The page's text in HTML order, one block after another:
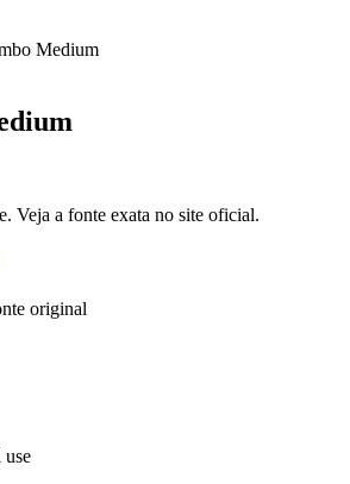
Medium
Veja a fonte exata no site oficial.
original
use